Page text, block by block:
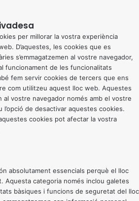
per millorar la vostra experiència
D’aquestes, les cookies que es
s’emmagatzemen al vostre navegador,
funcionament de les funcionalitats
fem servir cookies de tercers que ens
com utilitzeu aquest lloc web. Aquestes
al vostre navegador només amb el vostre
de desactivar aquestes cookies.
cookies pot afectar la vostra
absolutament essencials perquè el lloc
Aquesta categoria només inclou galetes
bàsiques i funcions de seguretat del lloc